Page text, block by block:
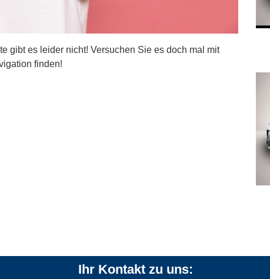
gibt es leider nicht! Versuchen Sie es doch mal mit
finden!
Ihr Kontakt zu uns: